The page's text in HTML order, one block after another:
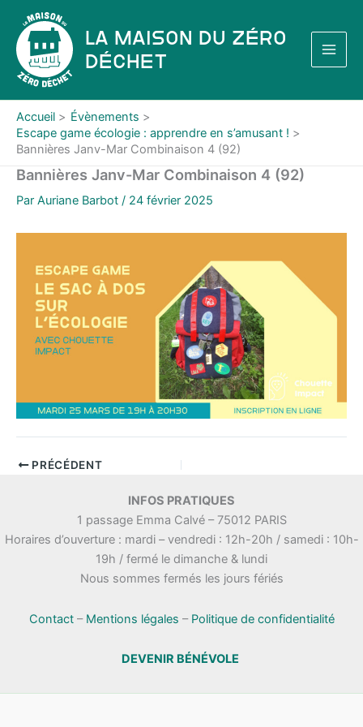
contenu
La Maison du Zéro
Déchet
Accueil
Évènements
Escape game écologie : apprendre en s’amusant !
Bannières Janv-Mar Combinaison 4 (92)
Bannières Janv-Mar Combinaison 4 (92)
Par Auriane Barbot / 24 février 2025
PRÉCÉDENT
INFOS PRATIQUES
1 passage Emma Calvé – 75012 PARIS
Horaires d’ouverture : mardi – vendredi : 12h-20h / samedi : 10h-
19h / fermé le dimanche & lundi
Nous sommes fermés les jours fériés
Contact– Mentions légales – Politique de confidentialité
DEVENIR BÉNÉVOLE